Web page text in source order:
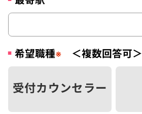
希望職種※＜複数回答可＞
受付カウンセラー